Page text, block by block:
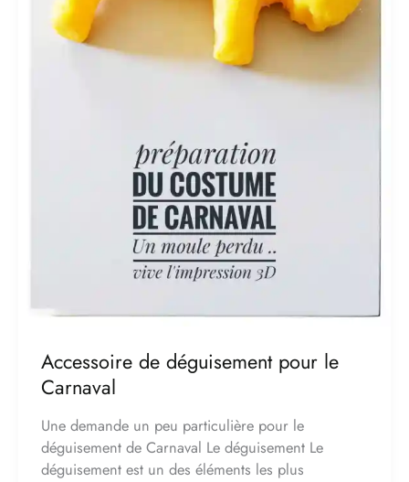
Accessoire de déguisement pour le
Carnaval
Une demande un peu particulière pour le
déguisement de Carnaval Le déguisement Le
déguisement est un des éléments les plus